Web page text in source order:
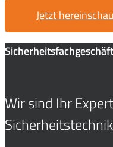
Jetzt
Sicherheitsfachgeschäft
Wir sind Ihr
Sicherheitstechnik